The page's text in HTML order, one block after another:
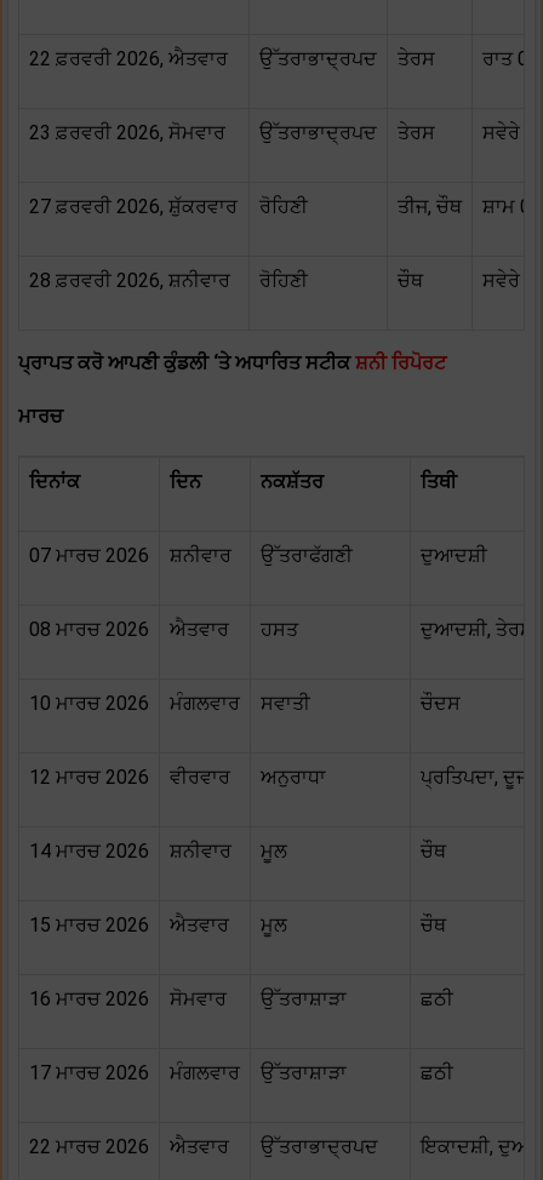
22 ਫ਼ਰਵਰੀ 2026, ਐਤਵਾਰ ਉੱਤਰਾਭਾਦ੍ਰਪਦ ਤੇਰਸ ਰਾਤ
23 ਫ਼ਰਵਰੀ 2026, ਸੋਮਵਾਰ ਉੱਤਰਾਭਾਦ੍ਰਪਦ ਤੇਰਸ ਸਵੇਰੇ
27 ਫ਼ਰਵਰੀ 2026, ਸ਼ੁੱਕਰਵਾਰ ਰੋਹਿਣੀ ਤੀਜ, ਚੌਥ ਸ਼ਾਮ
28 ਫ਼ਰਵਰੀ 2026, ਸ਼ਨੀਵਾਰ ਰੋਹਿਣੀ ਚੌਥ ਸਵੇਰੇ
ਪ੍ਰਾਪਤ ਕਰੋ ਆਪਣੀ ਕੁੰਡਲੀ ‘ਤੇ ਅਧਾਰਿਤ ਸਟੀਕਸ਼ਨੀ ਰਿਪੋਰਟ
ਮਾਰਚ
ਦਿਨਾਂਕ ਦਿਨ ਨਕਸ਼ੱਤਰ ਤਿਥੀ
07 ਮਾਰਚ 2026 ਸ਼ਨੀਵਾਰ ਉੱਤਰਾਫੱਗਣੀ ਦੁਆਦਸ਼ੀ
08 ਮਾਰਚ 2026 ਐਤਵਾਰ ਹਸਤ ਦੁਆਦਸ਼ੀ, ਤੇਰਸ
10 ਮਾਰਚ 2026 ਮੰਗਲਵਾਰ ਸਵਾਤੀ ਚੌਦਸ
12 ਮਾਰਚ 2026 ਵੀਰਵਾਰ ਅਨੁਰਾਧਾ ਪ੍ਰਤਿਪਦਾ, ਦੂਜ
14 ਮਾਰਚ 2026 ਸ਼ਨੀਵਾਰ ਮੂਲ ਚੌਥ
15 ਮਾਰਚ 2026 ਐਤਵਾਰ ਮੂਲ ਚੌਥ
16 ਮਾਰਚ 2026 ਸੋਮਵਾਰ ਉੱਤਰਾਸ਼ਾੜਾ ਛਠੀ
17 ਮਾਰਚ 2026 ਮੰਗਲਵਾਰ ਉੱਤਰਾਸ਼ਾੜਾ ਛਠੀ
22 ਮਾਰਚ 2026 ਐਤਵਾਰ ਉੱਤਰਾਭਾਦ੍ਰਪਦ ਇਕਾਦਸ਼ੀ,